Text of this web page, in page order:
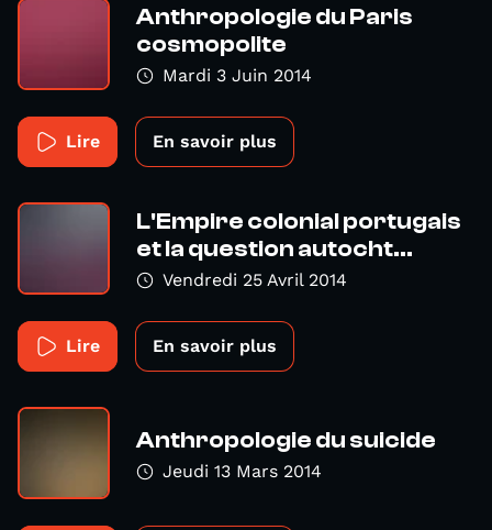
Anthropologie du Paris
cosmopolite
Mardi 3 Juin 2014
Lire En savoir plus
L'Empire colonial portugais
et la question autocht...
Vendredi 25 Avril 2014
Lire En savoir plus
Anthropologie du suicide
Jeudi 13 Mars 2014